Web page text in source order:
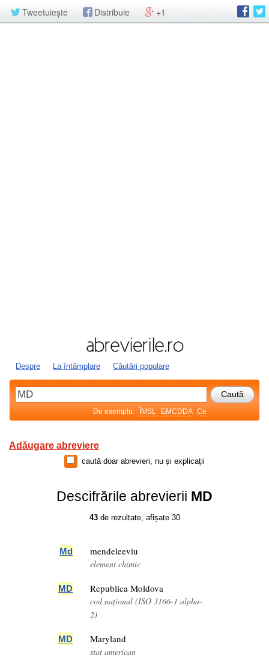
Tweetuiește Distribuie +1
Despre La întâmplare Căutări populare
De exemplu: ÎMSL EMCDDA Ce
Adăugare abreviere
caută doar abrevieri, nu și explicații
Descifrările abrevierii MD
43de rezultate, afișate 30
Md mendeleeviu
element chimic
MD Republica Moldova
cod național (ISO 3166-1 alpha-
2)
MD Maryland
stat american